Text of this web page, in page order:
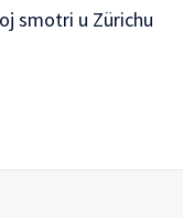
smotri u Zürichu